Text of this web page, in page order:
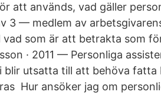
att används, vad gäller
3 — medlem av
vad som är att betrakta som
· 2011 — Personliga
blir utsatta till att behöva
Hur ansöker jag om